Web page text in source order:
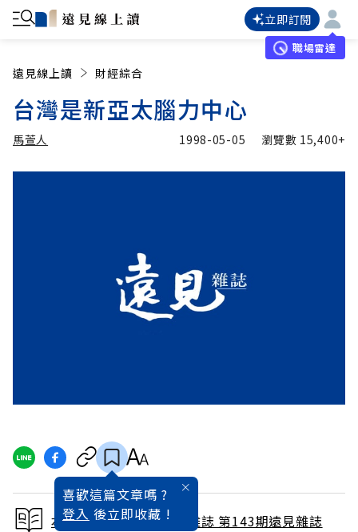
立即訂閱
職場雷達
遠見線上讀 財經綜合
台灣是新亞太腦力中心
馬萱人 1998-05-05 瀏覽數 15,400+
喜歡這篇文章嗎 ?
登入 後立即收藏 !
本文出自 1998 / 5月號雜誌 第143期遠見雜誌